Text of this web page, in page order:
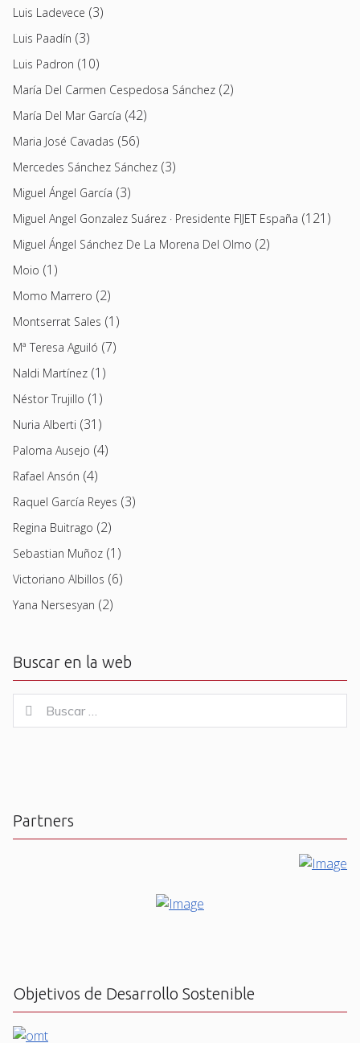
Luis Ladevece (3)
Luis Paadín (3)
Luis Padron (10)
María Del Carmen Cespedosa Sánchez (2)
María Del Mar García (42)
Maria José Cavadas (56)
Mercedes Sánchez Sánchez (3)
Miguel Ángel García (3)
Miguel Angel Gonzalez Suárez · Presidente FIJET España (121)
Miguel Ángel Sánchez De La Morena Del Olmo (2)
Moio (1)
Momo Marrero (2)
Montserrat Sales (1)
Mª Teresa Aguiló (7)
Naldi Martínez (1)
Néstor Trujillo (1)
Nuria Alberti (31)
Paloma Ausejo (4)
Rafael Ansón (4)
Raquel García Reyes (3)
Regina Buitrago (2)
Sebastian Muñoz (1)
Victoriano Albillos (6)
Yana Nersesyan (2)
Buscar en la web
for:
Buscar
Partners
Objetivos de Desarrollo Sostenible